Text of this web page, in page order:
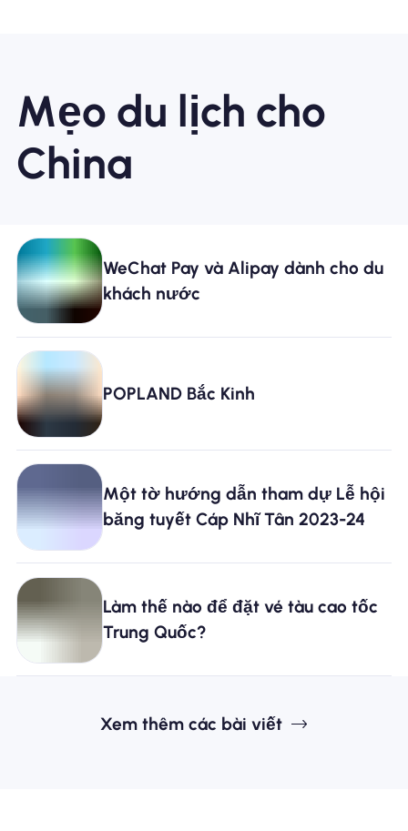
Mẹo du lịch cho
China
WeChat Pay và Alipay dành cho du
khách nước
POPLAND Bắc Kinh
Một tờ hướng dẫn tham dự Lễ hội
băng tuyết Cáp Nhĩ Tân 2023-24
Làm thế nào để đặt vé tàu cao tốc
Trung Quốc?
Xem thêm các bài viết